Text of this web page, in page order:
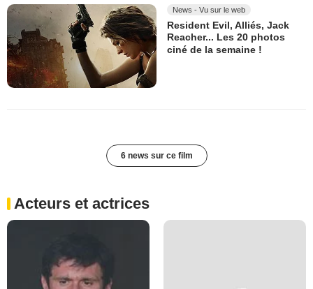
News - Vu sur le web
Resident Evil, Alliés, Jack
Reacher... Les 20 photos
ciné de la semaine !
6 news sur ce film
Acteurs et actrices